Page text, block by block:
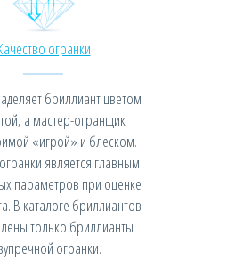
огранки
бриллиант цветом
а мастер-огранщик
«игрой» и блеском.
является главным
параметров при оценке
В каталоге бриллиантов
только бриллианты
огранки.